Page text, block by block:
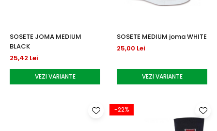
SOSETE JOMA MEDIUM
BLACK
25,42 Lei
VEZI VARIANTE
SOSETE MEDIUM joma WHITE
25,00 Lei
VEZI VARIANTE
-22%